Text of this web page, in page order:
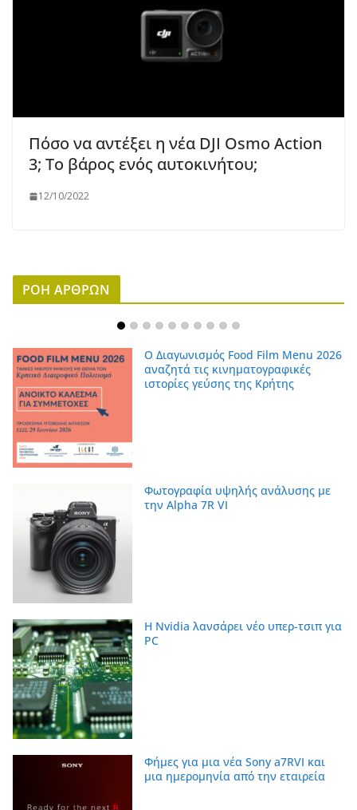
Πόσο να αντέξει η νέα DJI Osmo Action
3; Το βάρος ενός αυτοκινήτου;
12/10/2022
ΡΟΗ ΑΡΘΡΩΝ
Ο Διαγωνισμός Food Film Menu 2026
αναζητά τις κινηματογραφικές
ιστορίες γεύσης της Κρήτης
Φωτογραφία υψηλής ανάλυσης με
την Alpha 7R VI
Η Nvidia λανσάρει νέο υπερ-τσιπ για
PC
Φήμες για μια νέα Sony a7RVI και
μια ημερομηνία από την εταιρεία